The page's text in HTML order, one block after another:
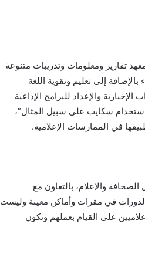
تقارير ومعلومات وتدريبات متنوعة
بالإضافة إلى تعليم وتقوية اللغة
والإعداد للبرامج الإذاعية
باستخدام سكايب على سبيل المثال”،
في الممارسات الإعلامية.
والإعلام، بالتعاون مع
الدورات في مقرات وأماكن معينة وليست
على القيام بعملهم وتكون